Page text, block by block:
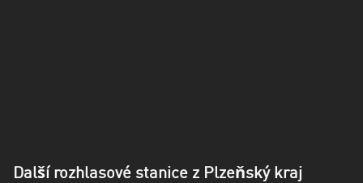
Další rozhlasové stanice z Plzeňský kraj